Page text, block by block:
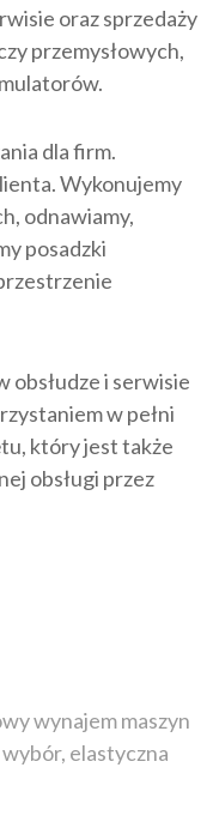
oraz sprzedaży
przemysłowych,
dla firm.
Wykonujemy
odnawiamy,
posadzki
obsłudze i serwisie
w pełni
który jest także
obsługi przez
wynajem maszyn
elastyczna